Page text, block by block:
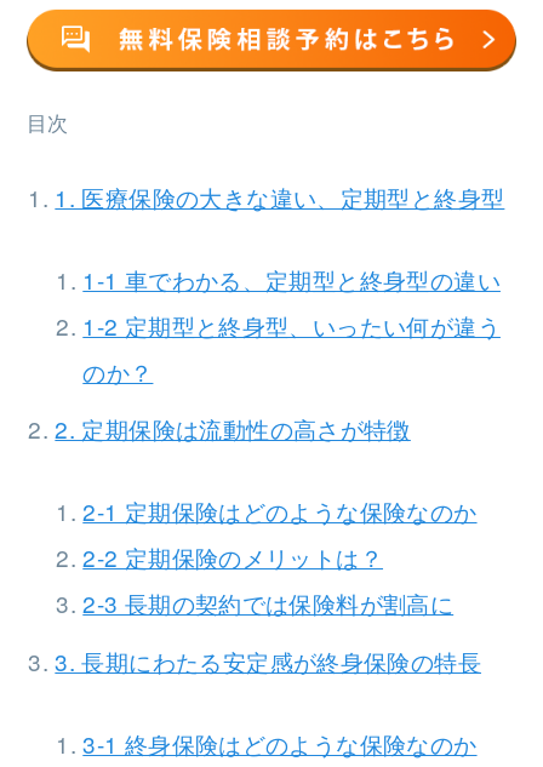
目次
1. 医療保険の大きな違い、定期型と終身型
1-1 車でわかる、定期型と終身型の違い
1-2 定期型と終身型、いったい何が違う
のか？
2. 定期保険は流動性の高さが特徴
2-1 定期保険はどのような保険なのか
2-2 定期保険のメリットは？
2-3 長期の契約では保険料が割高に
3. 長期にわたる安定感が終身保険の特長
3-1 終身保険はどのような保険なのか